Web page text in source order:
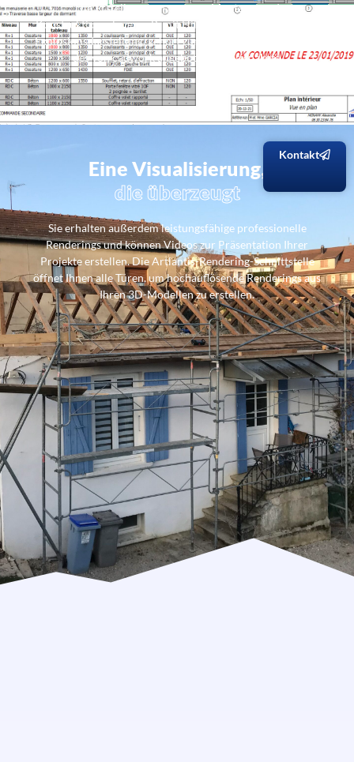
Kontakt
Die Erstellung von genauen Montage- und
Konstruktionsplänen, z.B. mit Hilfe einer Zeichnung, einer
Explosionsdarstellung, gehört zum funktionalen Charakter
des von cadwork angebotenen Basispakets.
Eine Visualisierung,
die überzeugt
Sie erhalten außerdem leistungsfähige professionelle
Renderings und können Videos zur Präsentation Ihrer
Projekte erstellen. Die Artlantis-Rendering-Schnittstelle
öffnet Ihnen alle Türen, um hochauflösende Renderings aus
Ihren 3D-Modellen zu erstellen.